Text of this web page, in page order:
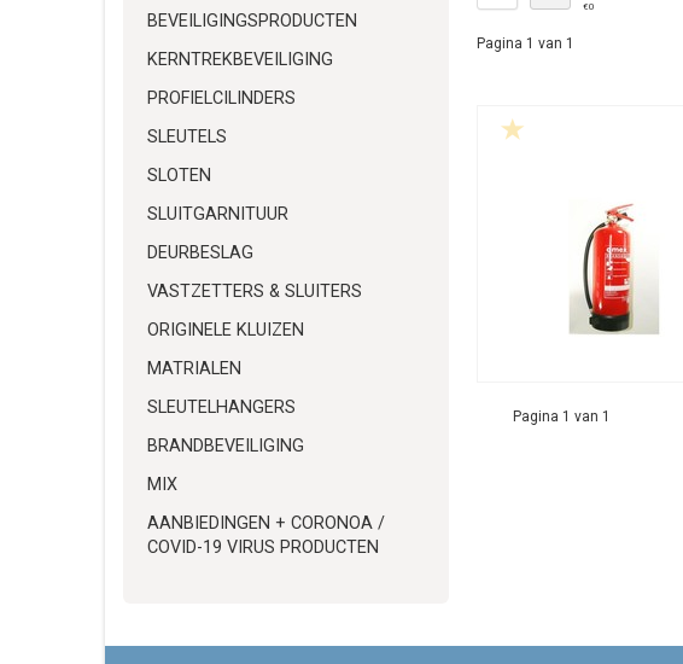
BEVEILIGINGSPRODUCTEN
KERNTREKBEVEILIGING
PROFIELCILINDERS
SLEUTELS
SLOTEN
SLUITGARNITUUR
DEURBESLAG
VASTZETTERS & SLUITERS
ORIGINELE KLUIZEN
MATRIALEN
SLEUTELHANGERS
BRANDBEVEILIGING
MIX
AANBIEDINGEN + CORONOA /
COVID-19 VIRUS PRODUCTEN
€0
Pagina 1 van 1
Pagina 1 van 1